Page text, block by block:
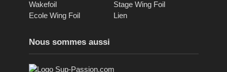
Wakefoil
Stage Wing Foil
Ecole Wing Foil
Lien
Nous sommes aussi